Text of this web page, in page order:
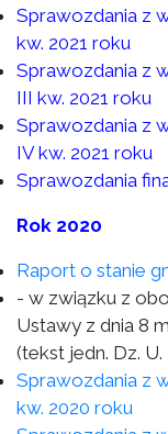
Sprawozdania z
kw. 2021 roku
Sprawozdania z
III kw. 2021 roku
Sprawozdania z
IV kw. 2021 roku
Sprawozdania
Rok 2020
Raport o stanie
- w związku z
Ustawy z dnia 8
(tekst jedn. Dz. U.
Sprawozdania z
kw. 2020 roku